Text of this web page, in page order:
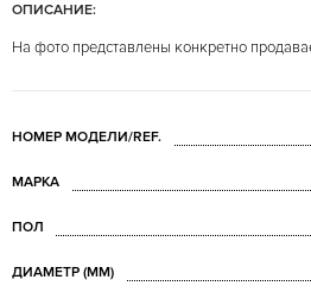
ОПИСАНИЕ:
На фото представлены конкретно
НОМЕР МОДЕЛИ/REF.
МАРКА
ПОЛ
ДИАМЕТР (MM)